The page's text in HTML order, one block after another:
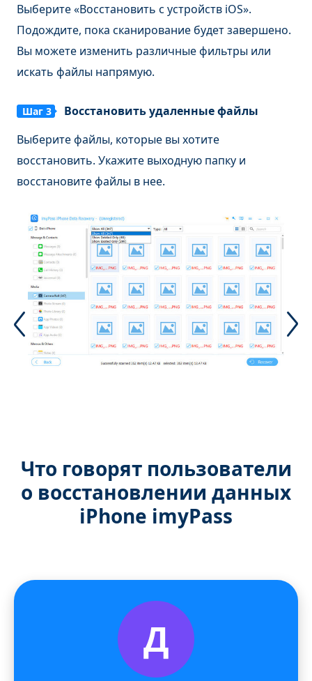
Выберите «Восстановить с устройств iOS».
Подождите, пока сканирование будет завершено.
Вы можете изменить различные фильтры или
искать файлы напрямую.
Шаг 3
Восстановить удаленные файлы
Выберите файлы, которые вы хотите
восстановить. Укажите выходную папку и
восстановите файлы в нее.
Что говорят пользователи
о восстановлении данных
iPhone imyPass
Д